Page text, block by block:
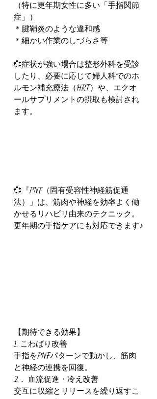
（特に更年期女性に多い「手指関節
症」）
＊腱鞘炎のような違和感
＊細かい作業のしづらさ等
💞症状が強い場合は整形外科を受診
したり、必要に応じて婦人科でのホ
ルモン補充療法（HRT）や、エクオ
ールサプリメントの摂取も検討され
ます。
💞『PNF（固有受容性神経筋促通
法）」は、筋肉や神経を効率よく働
かせるリハビリ由来のテクニック。
更年期の手指ケアにも対応できます♪
【期待できる効果】
1. こわばり改善
手指をPNFパターンで動かし、筋肉
と神経の連携を回復。
2． 血流促進・冷え改善
交互に収縮とリリースを繰り返すこ